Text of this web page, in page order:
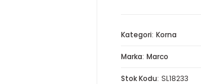
Kategori Korna
Marka Marco
Stok Kodu SL18233